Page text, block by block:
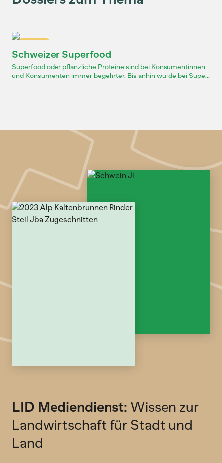
Schweizer Superfood
Superfood oder pflanzliche Proteine sind bei Konsumentinnen
und Konsumenten immer begehrter. Bis anhin wurde bei Supe...
LID Mediendienst: Wissen zur
Landwirtschaft für Stadt und
Land